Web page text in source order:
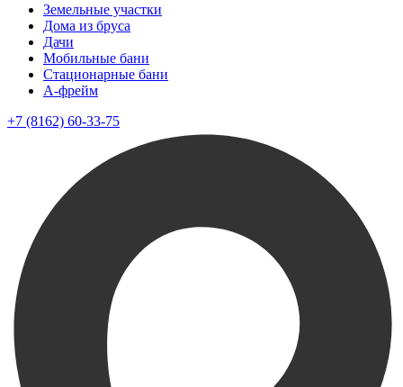
Земельные участки
Дома из бруса
Дачи
Мобильные бани
Стационарные бани
A-фрейм
+7 (8162) 60-33-75